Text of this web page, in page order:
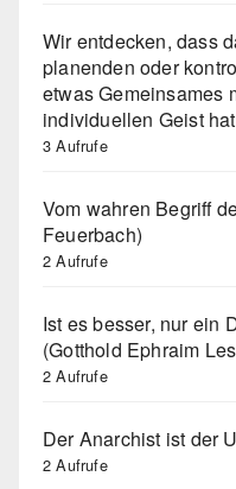
Wir entdecken, dass
planenden oder
etwas Gemeinsames
individuellen Geist
3 Aufrufe
Vom wahren Begriff
Feuerbach)
2 Aufrufe
Ist es besser, nur ein
(Gotthold Ephraim
2 Aufrufe
Der Anarchist ist der
2 Aufrufe